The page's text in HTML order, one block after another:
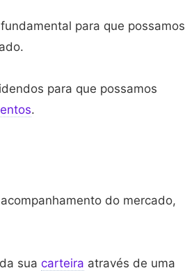
para que possamos
para que possamos
.
do mercado,
sua carteira através de uma